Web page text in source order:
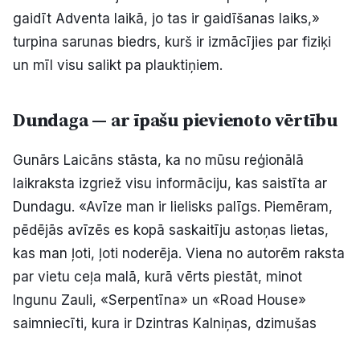
gaidīt Adventa laikā, jo tas ir gaidīšanas laiks,»
turpina sarunas biedrs, kurš ir izmācījies par fiziķi
un mīl visu salikt pa plauktiņiem.
Dundaga — ar īpašu pievienoto vērtību
Gunārs Laicāns stāsta, ka no mūsu reģionālā
laikraksta izgriež visu informāciju, kas saistīta ar
Dundagu. «Avīze man ir lielisks palīgs. Piemēram,
pēdējās avīzēs es kopā saskaitīju astoņas lietas,
kas man ļoti, ļoti noderēja. Viena no autorēm raksta
par vietu ceļa malā, kurā vērts piestāt, minot
Ingunu Zauli, «Serpentīna» un «Road House»
saimniecīti, kura ir Dzintras Kalniņas, dzimušas